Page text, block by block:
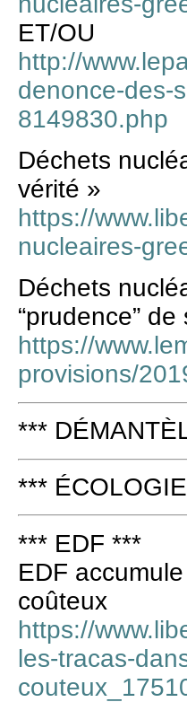
ET/OU
http://
denonce-des-
8149830.php
Déchets
vérité »
https://
nucleaires-
Déchets
“prudence”
https://
provisions/
***
***
*** EDF ***
EDF
coûteux
https://
les-tracas-